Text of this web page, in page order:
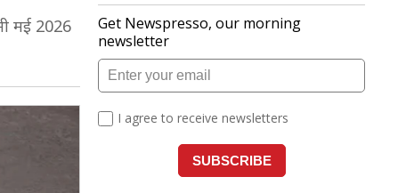
मई 2026